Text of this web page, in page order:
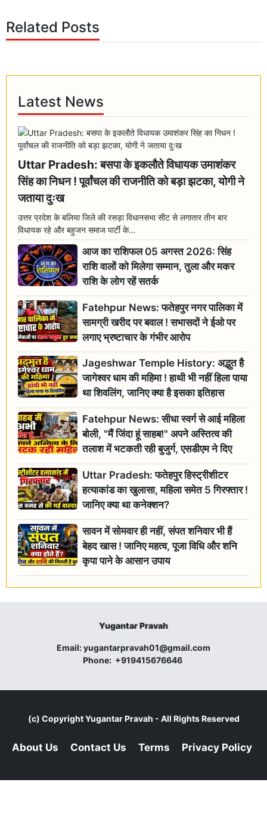
Related Posts
Latest News
Uttar Pradesh: बसपा के इकलौते विधायक उमाशंकर
सिंह का निधन ! पूर्वांचल की राजनीति को बड़ा झटका, योगी ने
जताया दुःख
उत्तर प्रदेश के बलिया जिले की रसड़ा विधानसभा सीट से लगातार तीन बार
विधायक रहे और बहुजन समाज पार्टी के...
आज का राशिफल 05 अगस्त 2026: सिंह
राशि वालों को मिलेगा सम्मान, तुला और मकर
राशि के लोग रहें सतर्क
Fatehpur News: फतेहपुर नगर पालिका में
सामग्री खरीद पर बवाल ! सभासदों ने ईओ पर
लगाए भ्रष्टाचार के गंभीर आरोप
Jageshwar Temple History: अद्भुत है
जागेश्वर धाम की महिमा ! हाथी भी नहीं हिला पाया
था शिवलिंग, जानिए क्या है इसका इतिहास
Fatehpur News: सीधा स्वर्ग से आई महिला
बोली, "मैं जिंदा हूं साहब!" अपने अस्तित्व की
तलाश में भटकती रही बुजुर्ग, एसडीएम ने दिए
जांच के आदेश
Uttar Pradesh: फतेहपुर हिस्ट्रीशीटर
हत्याकांड का खुलासा, महिला समेत 5 गिरफ्तार !
जानिए क्या था कनेक्शन?
सावन में सोमवार ही नहीं, संपत शनिवार भी हैं
बेहद खास ! जानिए महत्व, पूजा विधि और शनि
कृपा पाने के आसान उपाय
Yugantar Pravah
Email:yugantarpravah01@gmail.com
Phone: +919415676646
(c) CopyrightYugantar Pravah - All Rights Reserved
About Us Contact Us Terms Privacy Policy